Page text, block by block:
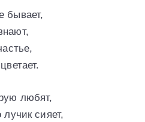
бывает,
любят,
сияет,